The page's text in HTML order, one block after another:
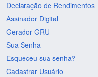
Declaração de Rendimentos
Assinador Digital
Gerador GRU
Sua Senha
Esqueceu sua senha?
Cadastrar Usuário